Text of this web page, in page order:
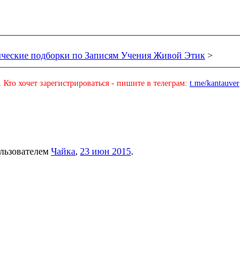
подборки по Записям Учения Живой Этик >
хочет зарегистрироваться - пишите в телеграм: t.me/kantauver
Чайка, 23 июн 2015.